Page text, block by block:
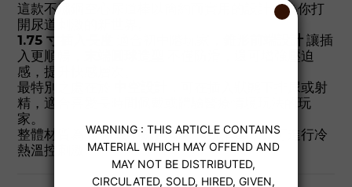
這款不鏽鋼空心尿道棒以簡約而實用的設計，為你打
開尿道刺激的新世界。
1.75 寸插入長度
錐形前端設計 讓插
入更順暢，
不僅防滑，還可增強壓迫
感，提升快感層次。
最特別之處在於
，可在插入狀態下排尿或射
精，適合喜愛長時間佩戴或體驗醫療情境玩法的玩
家。
整體材質為醫療級不鏽鋼，可清洗消毒，亦可進行冷
熱溫控刺激。